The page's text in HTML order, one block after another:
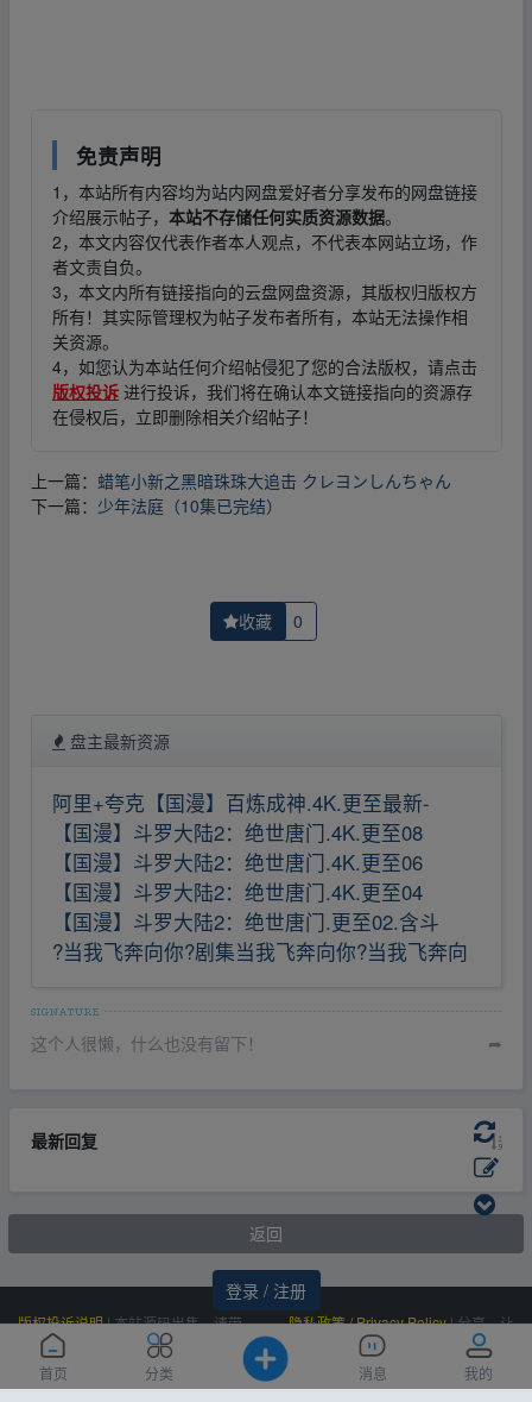
首页 分类 消息 我的
登录 / 注册
免责声明
1，本站所有内容均为站内网盘爱好者分享发布的网盘链接
介绍展示帖子， 本站不存储任何实质资源数据。
2，本文内容仅代表作者本人观点，不代表本网站立场，作
者文责自负。
3，本文内所有链接指向的云盘网盘资源，其版权归版权方
所有！其实际管理权为帖子发布者所有，本站无法操作相
关资源。
4，如您认为本站任何介绍帖侵犯了您的合法版权，请点击
版权投诉 进行投诉，我们将在确认本文链接指向的资源存
在侵权后，立即删除相关介绍帖子！
上一篇： 蜡笔小新之黑暗珠珠大追击 クレヨンしんちゃん
下一篇： 少年法庭（10集已完结）
收藏 0
盘主最新资源
阿里+夸克【国漫】百炼成神.4K.更至最新-
【国漫】斗罗大陆2：绝世唐门.4K.更至08
【国漫】斗罗大陆2：绝世唐门.4K.更至06
【国漫】斗罗大陆2：绝世唐门.4K.更至04
【国漫】斗罗大陆2：绝世唐门.更至02.含斗
?当我飞奔向你?剧集当我飞奔向你?当我飞奔向
这个人很懒，什么也没有留下！ ➦
最新回复
返回
版权投诉说明|本站源码出售，请带
价邮箱联系，非诚勿扰！
隐私政策 / Privacy Policy|分享，让
资源更有价值！
Powered by
云盘资源网|
(Contact Us)：
|Processed: 0.108, SQL:
23|感谢恒创科技赞助